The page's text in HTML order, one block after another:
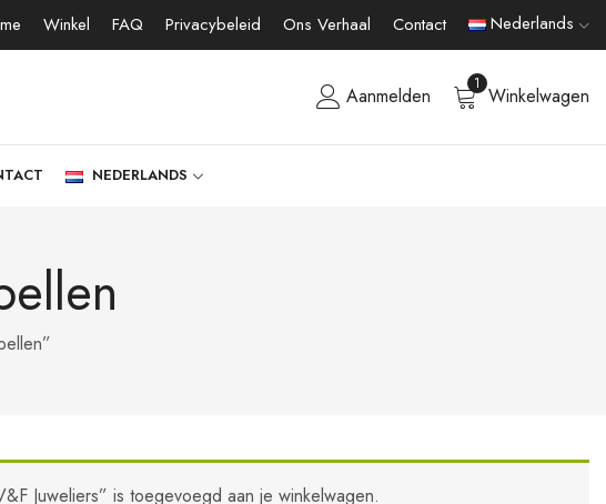
Winkel FAQ Privacybeleid Ons Verhaal Contact Nederlands
Aanmelden
1
Winkelwagen
NEDERLANDS
Juweliers” is toegevoegd aan je winkelwagen.